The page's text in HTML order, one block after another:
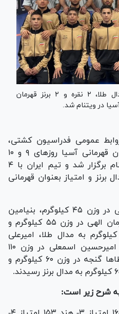
تیم ملی ایران با کسب ۴ مدال طلا، ۲ نقره و ۲ برنز قهرمان
در ویتنام شد.
عمومی فدراسیون کشتی،
رقابت‌های کشتی آزاد نوجوانان قهرمانی آسیا روز‌های ۹ و ۱۰
خردادماه در شهر دانانگ ویتنام برگزار شد و تیم ایران با ۴
طلا، ۲ مدال نقره و ۲ مدال برنز و امتیاز بعنوان قهرمانی
برای تیم ایران مهدی دمیرچلی در وزن ۴۵ کیلوگرم، بنیامین
آشفته در وزن ۵۱ کیلوگرم، آرمان الهی در وزن ۵۵ کیلوگرم و
امیرعلی فراستی در وزن ۸۰ کیلوگرم به مدال طلا، امیرعلی
راغب در وزن ۴۸ کیلوگرم و امیرحسین اسمعلی در وزن ۱۱۰
کیلوگرم به مدال نقره، محمدطا‌ها گنجه در وزن ۶۰ کیلوگرم و
شرح زیر است: